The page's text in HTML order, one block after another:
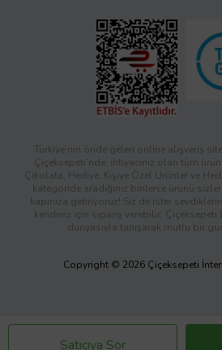
Satıcıya Sor
Türkiye’nin önde gelen online alışveriş
Çiçeksepeti’nde, ihtiyacınız olan tüm
Çikolata, Hediye, Kişiye Özel Ürünler ve
kategoride aradığınız binlerce ürünü
kapınıza getiriyoruz! Siz de ister
kendiniz için sipariş verebilir; Çiçeksepeti
dünyasıyla tanışarak mutlu bir
Copyright © 2026 Çiçeksepeti